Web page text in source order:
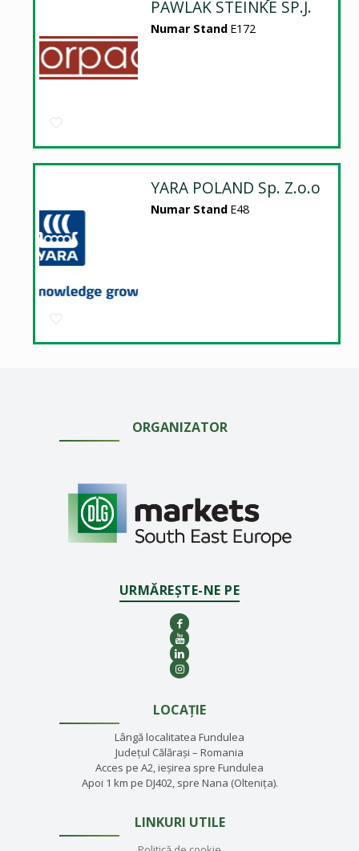
PAWLAK STEINKE SP.J.
Numar Stand E172
YARA POLAND Sp. Z.o.o
Numar Stand E48
ORGANIZATOR
URMĂREȘTE-NE PE
LOCAȚIE
Lângă localitatea Fundulea
Județul Călărași – Romania
Acces pe A2, ieșirea spre Fundulea
Apoi 1 km pe DJ402, spre Nana (Oltenița).
LINKURI UTILE